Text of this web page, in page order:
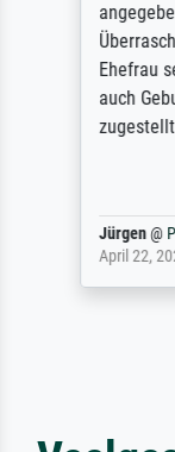
Ehefrau
auch
Jürgen@
April 22,